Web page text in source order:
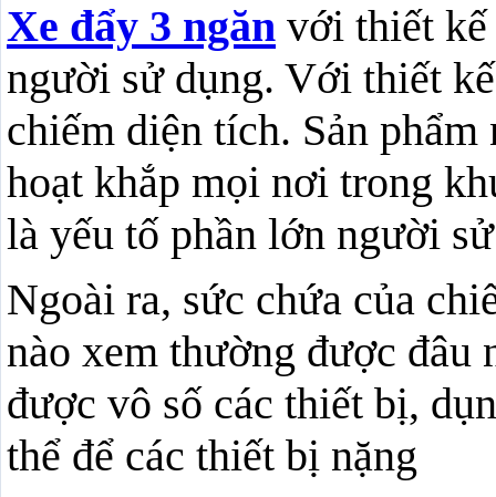
Xe đẩy 3 ngăn với thiết
người sử dụng. Với thiết
chiếm diện tích. Sản
hoạt khắp mọi nơi trong
là yếu tố phần lớn người
Ngoài ra, sức chứa của
nào xem thường được đâu
được vô số các thiết bị,
thể để các thiết bị nặng